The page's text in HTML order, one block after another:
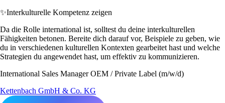
✨Interkulturelle Kompetenz zeigen
Da die Rolle international ist, solltest du deine interkulturellen
Fähigkeiten betonen. Bereite dich darauf vor, Beispiele zu geben, wie
du in verschiedenen kulturellen Kontexten gearbeitet hast und welche
Strategien du angewendet hast, um effektiv zu kommunizieren.
International Sales Manager OEM / Private Label (m/w/d)
Kettenbach GmbH & Co. KG